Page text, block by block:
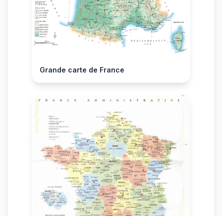
Grande carte de France